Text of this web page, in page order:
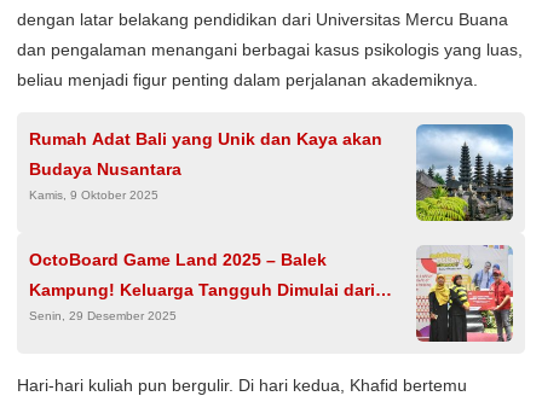
dengan latar belakang pendidikan dari Universitas Mercu Buana
dan pengalaman menangani berbagai kasus psikologis yang luas,
beliau menjadi figur penting dalam perjalanan akademiknya.
Rumah Adat Bali yang Unik dan Kaya akan
Budaya Nusantara
Kamis, 9 Oktober 2025
OctoBoard Game Land 2025 – Balek
Kampung! Keluarga Tangguh Dimulai dari
Main Bareng, Ngobrol Bareng, dan Tumbuh
Senin, 29 Desember 2025
Hari-hari kuliah pun bergulir. Di hari kedua, Khafid bertemu